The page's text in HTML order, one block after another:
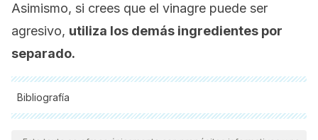
Asimismo, si crees que el vinagre puede ser
agresivo, utiliza los demás ingredientes por
separado.
Bibliografía
Todas las fuentes citadas fueron revisadas a profundidad por